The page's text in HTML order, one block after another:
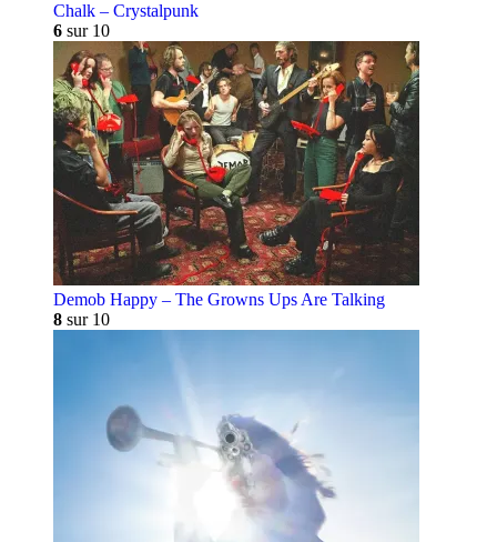
Chalk – Crystalpunk
6 sur 10
Demob Happy – The Growns Ups Are Talking
8 sur 10